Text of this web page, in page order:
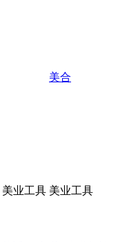
美合
美业工具 美业工具